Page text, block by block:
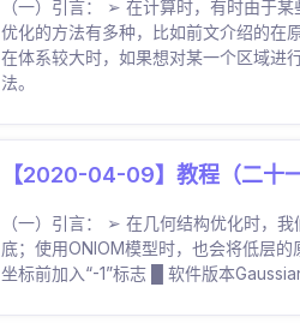
（一）引言： ➢ 在计算时，有时由于
优化的方法有多种，比如前文介绍的在
在体系较大时，如果想对某一个区域进
法。
【2020-04-09】教程（二十
（一）引言： ➢ 在几何结构优化时，
底；使用ONIOM模型时，也会将低层
坐标前加入“-1”标志 █ 软件版本